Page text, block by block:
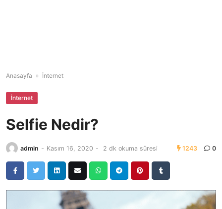
Anasayfa » İnternet
İnternet
Selfie Nedir?
admin - Kasım 16, 2020 - 2 dk okuma süresi 1243 0